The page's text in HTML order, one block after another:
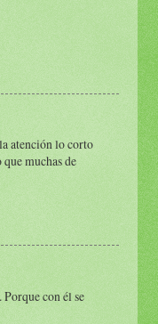
atención lo corto
muchas de
con él se